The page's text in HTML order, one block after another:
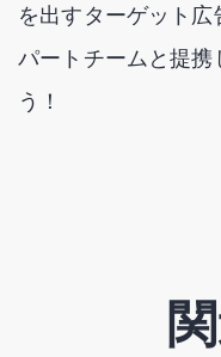
を出すターゲット
パートチームと提携
う！